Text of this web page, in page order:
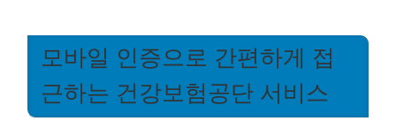
모바일 인증으로 간편하게 접
근하는 건강보험공단 서비스